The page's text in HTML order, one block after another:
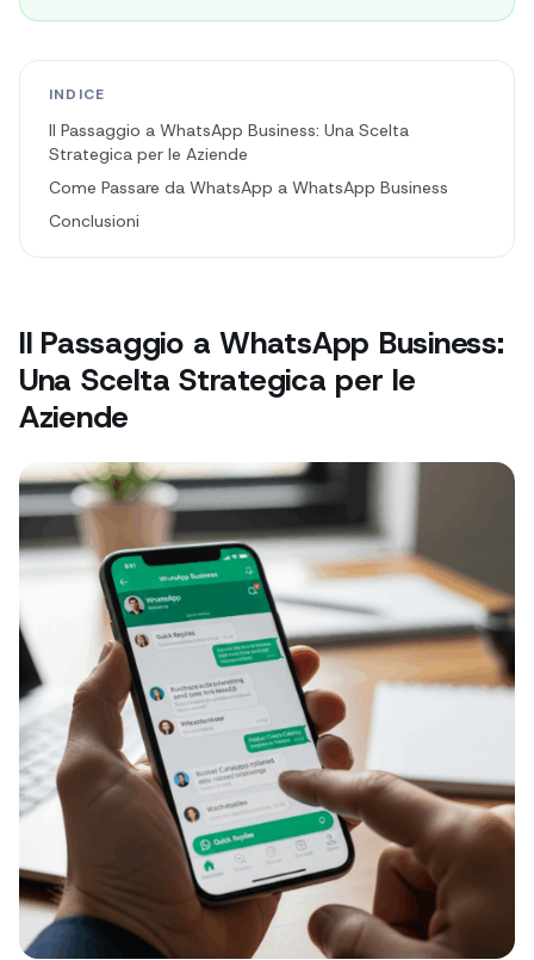
INDICE
Il Passaggio a WhatsApp Business: Una Scelta
Strategica per le Aziende
Come Passare da WhatsApp a WhatsApp Business
Conclusioni
Il Passaggio a WhatsApp Business:
Una Scelta Strategica per le
Aziende